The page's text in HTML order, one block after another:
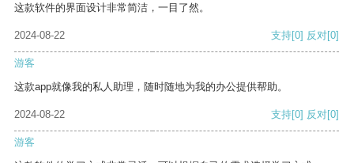
这款软件的界面设计非常简洁，一目了然。
2024-08-22 支持[0] 反对[0]
游客
这款app就像我的私人助理，随时随地为我的办公提供帮助。
2024-08-22 支持[0] 反对[0]
游客